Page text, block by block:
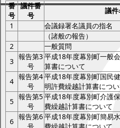
番
号
議件番
号
議件
1
会議録署名議員の指名
（諸般の報告）
2
一般質問
3
報告第3
号
平成18年度幕別町一般
算書について
4
報告第4
号
平成18年度幕別町国民
明許費繰越計算書につ
5
報告第5
号
平成18年度幕別町介護
費繰越計算書について
6
報告第6
号
平成18年度幕別町簡易
費繰越計算書について